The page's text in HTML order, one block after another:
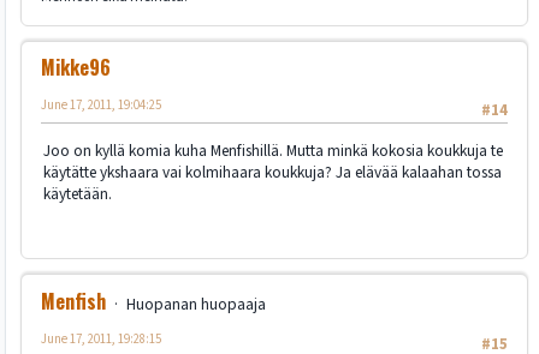
Mikke96
#14
June 17, 2011, 19:04:25
Joo on kyllä komia kuha Menfishillä. Mutta minkä kokosia koukkuja te
käytätte ykshaara vai kolmihaara koukkuja? Ja elävää kalaahan tossa
käytetään.
Menfish
Huopanan huopaaja
#15
June 17, 2011, 19:28:15